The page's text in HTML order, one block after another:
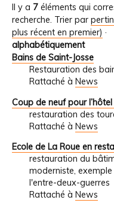
Il y a 7 éléments qui
recherche. Trier par
plus récent en premier) ·
alphabétiquement
Bains de Saint-Josse
Restauration des
Rattaché à News
Coup de neuf pour
restauration des
Rattaché à News
Ecole de La Roue en
restauration du
moderniste,
l'entre-deux-guerres
Rattaché à News